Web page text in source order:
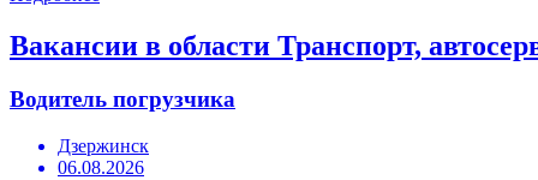
Вакансии в области Транспорт,
Водитель погрузчика
Дзержинск
06.08.2026